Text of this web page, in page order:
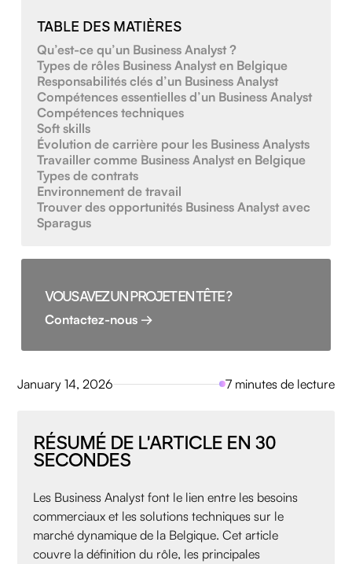
January 14, 2026 7 minutes de lecture
RÉSUMÉ DE L'ARTICLE EN 30
SECONDES
Les Business Analyst font le lien entre les besoins
commerciaux et les solutions techniques sur le
marché dynamique de la Belgique. Cet article
couvre la définition du rôle, les principales
TABLE DES MATIÈRES
Qu’est-ce qu’un Business Analyst ?
Types de rôles Business Analyst en Belgique
Responsabilités clés d’un Business Analyst
Compétences essentielles d’un Business Analyst
Compétences techniques
Soft skills
Évolution de carrière pour les Business Analysts
Travailler comme Business Analyst en Belgique
Types de contrats
Environnement de travail
Trouver des opportunités Business Analyst avec
Sparagus
VOUS AVEZ UN PROJET EN TÊTE ?
Contactez-nous →